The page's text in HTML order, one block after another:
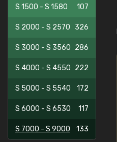
S 1500 - S 1580 107
S 2000 - S 2570 326
S 3000 - S 3560 286
S 4000 - S 4550 222
S 5000 - S 5540 172
S 6000 - S 6530 117
S 7000 - S 9000 133